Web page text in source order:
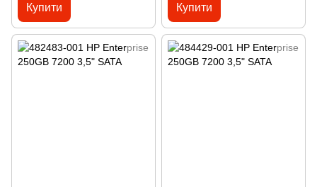
Купити Купити